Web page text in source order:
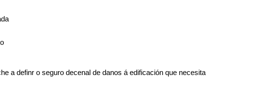
a definr o seguro decenal de danos á edificación que necesita